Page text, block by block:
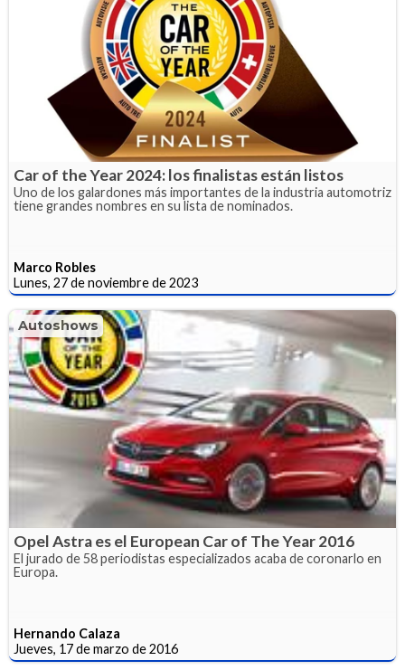
Car of the Year 2024: los finalistas están listos
Uno de los galardones más importantes de la industria automotriz
tiene grandes nombres en su lista de nominados.
Marco Robles
Lunes, 27 de noviembre de 2023
Autoshows
Opel Astra es el European Car of The Year 2016
El jurado de 58 periodistas especializados acaba de coronarlo en
Europa.
Hernando Calaza
Jueves, 17 de marzo de 2016